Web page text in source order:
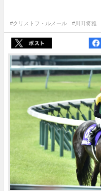
#クリストフ・ルメール #川田将雅